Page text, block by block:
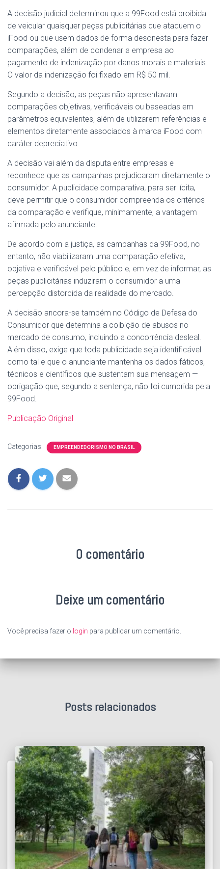
A decisão judicial determinou que a 99Food está proibida
de veicular quaisquer peças publicitárias que ataquem o
iFood ou que usem dados de forma desonesta para fazer
comparações, além de condenar a empresa ao
pagamento de indenização por danos morais e materiais.
O valor da indenização foi fixado em R$ 50 mil.
Segundo a decisão, as peças não apresentavam
comparações objetivas, verificáveis ou baseadas em
parâmetros equivalentes, além de utilizarem referências e
elementos diretamente associados à marca iFood com
caráter depreciativo.
A decisão vai além da disputa entre empresas e
reconhece que as campanhas prejudicaram diretamente o
consumidor. A publicidade comparativa, para ser lícita,
deve permitir que o consumidor compreenda os critérios
da comparação e verifique, minimamente, a vantagem
afirmada pelo anunciante.
De acordo com a justiça, as campanhas da 99Food, no
entanto, não viabilizaram uma comparação efetiva,
objetiva e verificável pelo público e, em vez de informar, as
peças publicitárias induziram o consumidor a uma
percepção distorcida da realidade do mercado.
A decisão ancora-se também no Código de Defesa do
Consumidor que determina a coibição de abusos no
mercado de consumo, incluindo a concorrência desleal.
Além disso, exige que toda publicidade seja identificável
como tal e que o anunciante mantenha os dados fáticos,
técnicos e científicos que sustentam sua mensagem —
obrigação que, segundo a sentença, não foi cumprida pela
99Food.
Publicação Original
Categorias: EMPREENDEDORISMO NO BRASIL
0 comentário
Deixe um comentário
Você precisa fazer o login para publicar um comentário.
Posts relacionados